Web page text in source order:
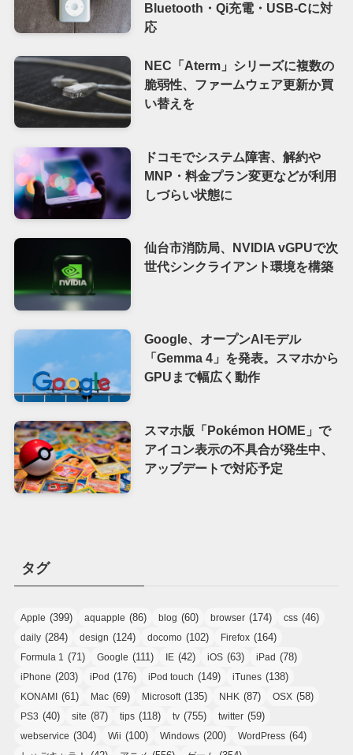
Bluetooth・Qi充電・USB-Cに対
応
NEC「Aterm」シリーズに複数の
脆弱性、ファームウェア更新か買
い替えを
ドコモでシステム障害、解約や
MNP・料金プラン変更などが利用
しづらい状態に
仙台市消防局、NVIDIA vGPUで次
世代シンクライアント環境を構築
Google、オープンAIモデル
「Gemma 4」を発表。スマホから
GPUまで幅広く動作
スマホ版「Pokémon HOME」で
アイコン表示の不具合が発生中、
アップデートで対応予定
タグ
Apple (399) aquapple (86) blog (60) browser (174) css (46)
daily (284) design (124) docomo (102) Firefox (164)
Formula 1 (71) Google (111) IE (42) iOS (63) iPad (78)
iPhone (203) iPod (176) iPod touch (149) iTunes (138)
KONAMI (61) Mac (69) Microsoft(135) NHK (87) OSX (58)
PS3 (40) site (87) tips (118) tv (755) twitter (59)
webservice (304) Wii (100) Windows (200) WordPress (64)